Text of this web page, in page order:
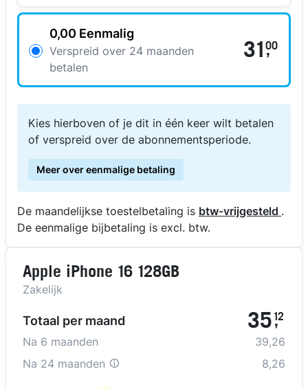
0,00 Eenmalig
Verspreid over 24 maanden
betalen
31 ,
00
Kies hierboven of je dit in één keer wilt betalen
of verspreid over de abonnementsperiode.
Meer over eenmalige betaling
De maandelijkse toestelbetaling is btw-vrijgesteld .
De eenmalige bijbetaling is excl. btw.
Apple iPhone 16 128GB
Zakelijk
Totaal per maand 35 ,
12
Na 6 maanden
39,26
Na 24 maanden 8,26